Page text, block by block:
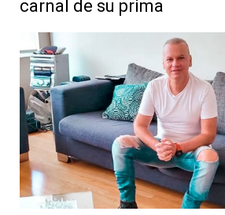
carnal de su prima